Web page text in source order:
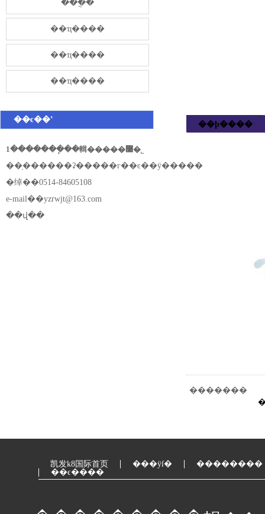
���̷ֲ�
��ҵ����
��ҵ����
��ҵ����
��ϵ��ʽ
1�������ֽ��輯�����޹�˾
��ַ������ʡ�����г��ͼ��ÿ�����
�绰��0514-84605108
e-mail��yzrwjt@163.com
��վ��
��ϸ����
�������
凯发k8国际首页 ���ÿſ�
��������
��ϵ����